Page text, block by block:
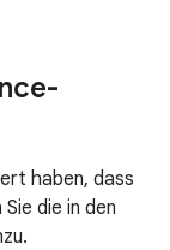
haben, dass
die in den